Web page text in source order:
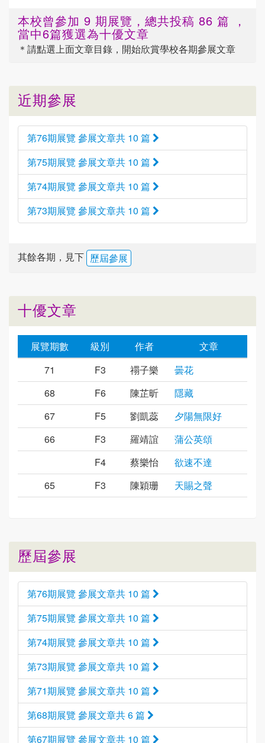
本校曾參加 9 期展覽，總共投稿 86 篇 ，
當中6篇獲選為十優文章
＊請點選上面文章目錄，開始欣賞學校各期參展文章
近期參展
第76期展覽 參展文章共 10 篇
第75期展覽 參展文章共 10 篇
第74期展覽 參展文章共 10 篇
第73期展覽 參展文章共 10 篇
其餘各期，見下 歷屆參展
十優文章
展覽期數 級別 作者
文章
71
F3 禤子樂
曇花
68
F6 陳芷昕
隱藏
67
F5 劉凱蕊
夕陽無限好
66
F3 羅靖誼
蒲公英頌
F4
蔡樂怡
欲速不達
65
F3 陳穎珊 天賜之聲
歷屆參展
第76期展覽 參展文章共 10 篇
第75期展覽 參展文章共 10 篇
第74期展覽 參展文章共 10 篇
第73期展覽 參展文章共 10 篇
第71期展覽 參展文章共 10 篇
第68期展覽 參展文章共 6 篇
第67期展覽 參展文章共 10 篇